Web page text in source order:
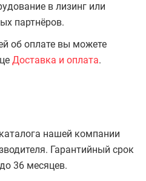
в лизинг или
партнёров.
об оплате вы можете
Доставка и оплата.
нашей компании
Гарантийный срок
36 месяцев.